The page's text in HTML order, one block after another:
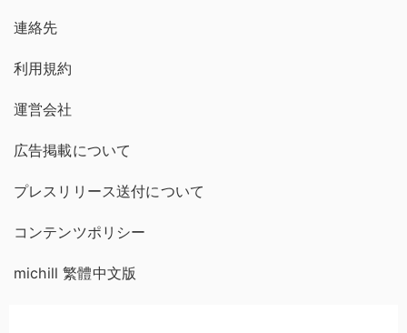
連絡先
利用規約
運営会社
広告掲載について
プレスリリース送付について
コンテンツポリシー
michill 繁體中文版